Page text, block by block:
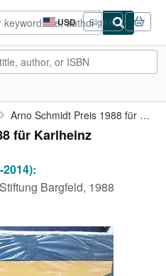
USD
Site
shopping
preferences
Sign in
Arno Schmidt Preis 1988 für Karlheinz Deschner.
für Karlheinz
Bargfeld, 1988